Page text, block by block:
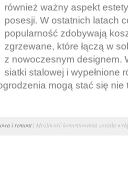
również ważny aspekt
posesji. W ostatnich latach
popularność zdobywają
zgrzewane, które łączą w
z nowoczesnym designem.
siatki stalowej i wypełnione
mogą stać się nie
i remont| Możliwość komentowania Wyjątkowe
została